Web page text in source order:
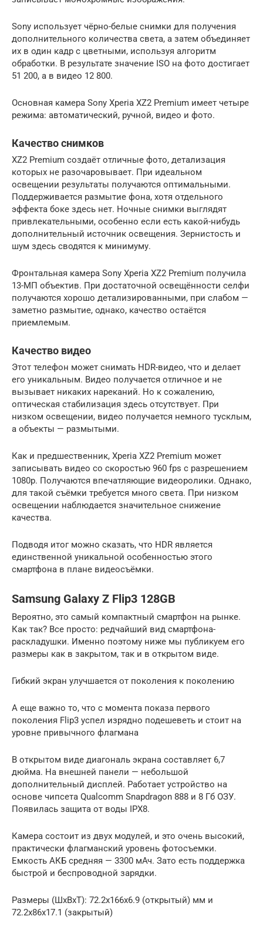
Sony использует чёрно-белые снимки для получения
дополнительного количества света, а затем объединяет
их в один кадр с цветными, используя алгоритм
обработки. В результате значение ISO на фото достигает
51 200, а в видео 12 800.
Основная камера Sony Xperia XZ2 Premium имеет четыре
режима: автоматический, ручной, видео и фото.
Качество снимков
XZ2 Premium создаёт отличные фото, детализация
которых не разочаровывает. При идеальном
освещении результаты получаются оптимальными.
Поддерживается размытие фона, хотя отдельного
эффекта боке здесь нет. Ночные снимки выглядят
привлекательными, особенно если есть какой-нибудь
дополнительный источник освещения. Зернистость и
шум здесь сводятся к минимуму.
Фронтальная камера Sony Xperia XZ2 Premium получила
13-МП объектив. При достаточной освещённости селфи
получаются хорошо детализированными, при слабом —
заметно размытие, однако, качество остаётся
приемлемым.
Качество видео
Этот телефон может снимать HDR-видео, что и делает
его уникальным. Видео получается отличное и не
вызывает никаких нареканий. Но к сожалению,
оптическая стабилизация здесь отсутствует. При
низком освещении, видео получается немного тусклым,
а объекты — размытыми.
Как и предшественник, Xperia XZ2 Premium может
записывать видео со скоростью 960 fps с разрешением
1080р. Получаются впечатляющие видеоролики. Однако,
для такой съёмки требуется много света. При низком
освещении наблюдается значительное снижение
качества.
Подводя итог можно сказать, что HDR является
единственной уникальной особенностью этого
смартфона в плане видеосъёмки.
Samsung Galaxy Z Flip3 128GB
Вероятно, это самый компактный смартфон на рынке.
Как так? Все просто: редчайший вид смартфона-
раскладушки. Именно поэтому ниже мы публикуем его
размеры как в закрытом, так и в открытом виде.
Гибкий экран улучшается от поколения к поколению
А еще важно то, что с момента показа первого
поколения Flip3 успел изрядно подешеветь и стоит на
уровне привычного флагмана
В открытом виде диагональ экрана составляет 6,7
дюйма. На внешней панели — небольшой
дополнительный дисплей. Работает устройство на
основе чипсета Qualcomm Snapdragon 888 и 8 Гб ОЗУ.
Появилась защита от воды IPX8.
Камера состоит из двух модулей, и это очень высокий,
практически флагманский уровень фотосъемки.
Емкость АКБ средняя — 3300 мАч. Зато есть поддержка
быстрой и беспроводной зарядки.
Размеры (ШxВxТ): 72.2x166x6.9 (открытый) мм и
72.2x86x17.1 (закрытый)